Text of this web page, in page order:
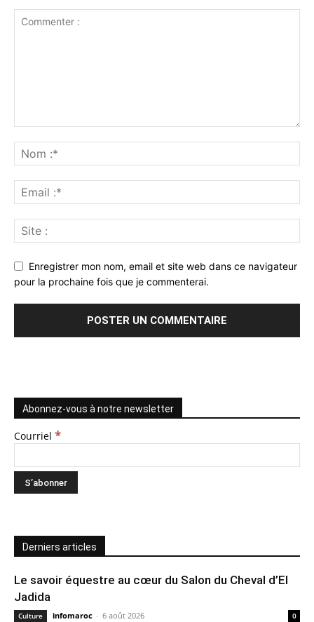
Enregistrer mon nom, email et site web dans ce navigateur
pour la prochaine fois que je commenterai.
Abonnez-vous à notre newsletter
Courriel *
Derniers articles
Le savoir équestre au cœur du Salon du Cheval d’El
Jadida
Culture infomaroc - 6 août 2026 0